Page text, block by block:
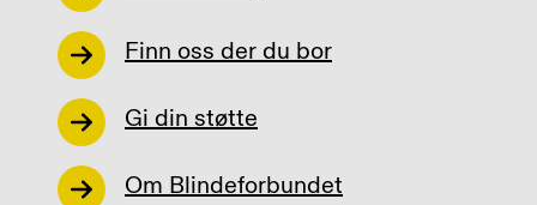
Finn oss der du bor
Gi din støtte
Om Blindeforbundet